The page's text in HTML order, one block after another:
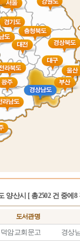
양산시 [ 총2502 건 중에8
도서관명
덕암교회문고
경상